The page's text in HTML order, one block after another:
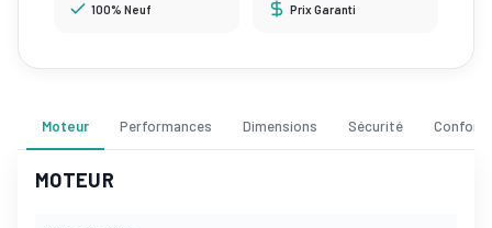
100% Neuf Prix Garanti
Moteur Performances Dimensions Sécurité Confort
MOTEUR